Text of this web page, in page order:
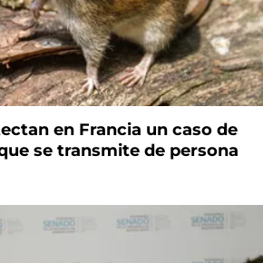
en Francia un caso de
se transmite de persona